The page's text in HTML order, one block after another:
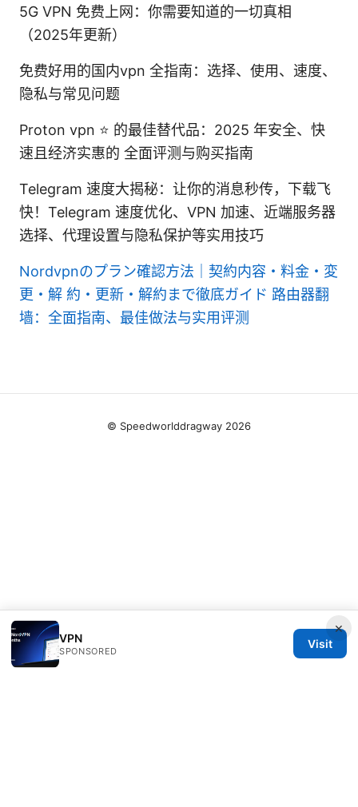
5G VPN 免费上网：你需要知道的一切真相
（2025年更新）
免费好用的国内vpn 全指南：选择、使用、速度、
隐私与常见问题
Proton vpn ⭐ 的最佳替代品：2025 年安全、快
速且经济实惠的 全面评测与购买指南
Telegram 速度大揭秘：让你的消息秒传，下载飞
快！Telegram 速度优化、VPN 加速、近端服务器
选择、代理设置与隐私保护等实用技巧
Nordvpnのプラン確認方法｜契約内容・料金・変
更・解 約・更新・解約まで徹底ガイド 路由器翻
墙：全面指南、最佳做法与实用评测
×
VPN
SPONSORED
Visit
© Speedworlddragway 2026